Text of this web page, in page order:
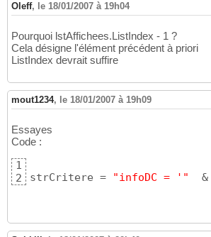
Oleff, le 18/01/2007 à 19h04
Pourquoi lstAffichees.ListIndex - 1 ?
Cela désigne l'élément précédent à priori
ListIndex devrait suffire
mout1234, le 18/01/2007 à 19h09
Essayes
Code :
1
2
strCritere = "infoDC = '"
&